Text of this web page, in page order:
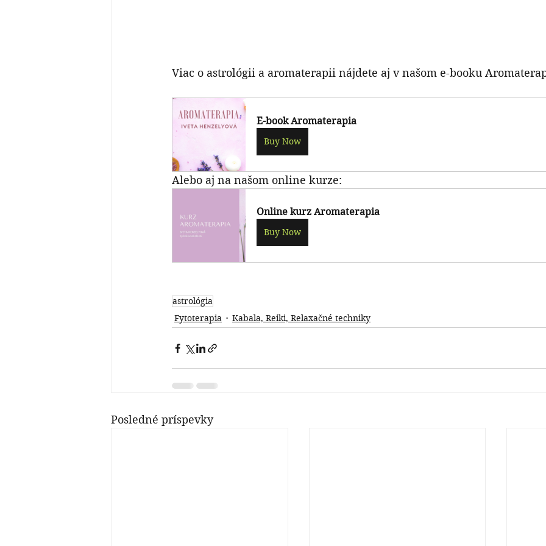
Viac o astrológii a aromaterapii nájdete aj v našom e-booku
E-book Aromaterapia
Buy Now
Alebo aj na našom online kurze:
Online kurz Aromaterapia
Buy Now
astrológia
Fytoterapia
Kabala, Reiki, Relaxačné techniky
Posledné príspevky